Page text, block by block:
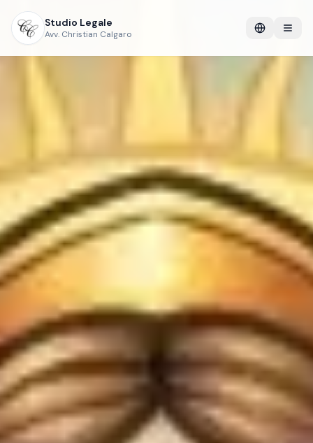
Studio Legale
Avv. Christian Calgaro